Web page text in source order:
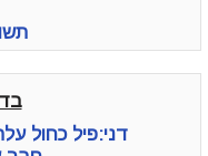
דני:פיל כחול